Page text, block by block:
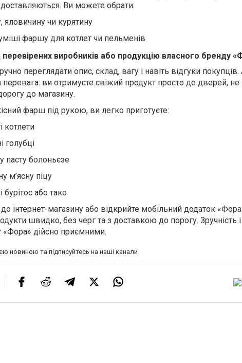
Ви можете обрати:
яловичину чи курятину
фаршу для котлет чи пельменів
виробників або продукцію власного бренду
переглядати опис, склад, вагу і навіть відгуки
ви отримуєте свіжий продукт просто до дверей,
до магазину.
фарш під рукою, ви легко приготуєте:
котлети
голубці
пасту болоньєзе
м’ясну піцу
бурітос або тако
до інтернет-магазину або відкрийте мобільний додаток
швидко, без черг та з доставкою до порогу. Зручність
«Фора» дійсно приємними.
новиною та підписуйтесь на наші канали